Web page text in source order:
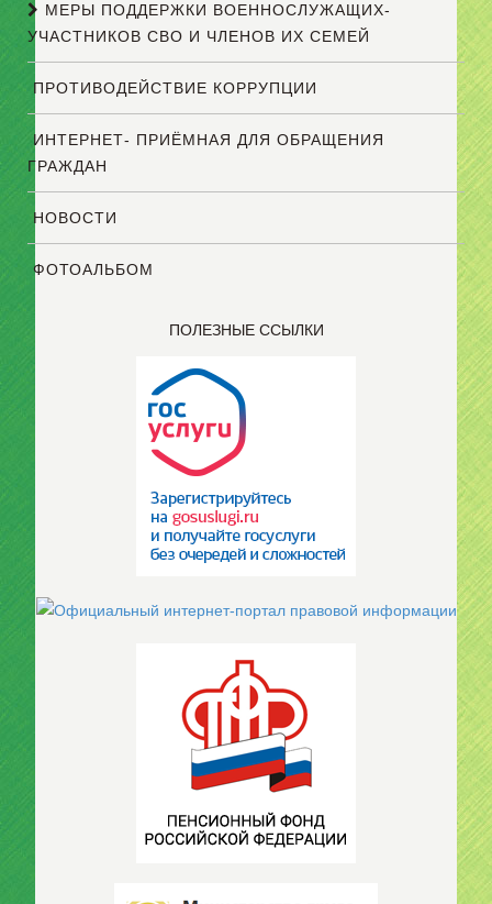
МЕРЫ ПОДДЕРЖКИ ВОЕННОСЛУЖАЩИХ-
УЧАСТНИКОВ СВО И ЧЛЕНОВ ИХ СЕМЕЙ
ПРОТИВОДЕЙСТВИЕ КОРРУПЦИИ
ИНТЕРНЕТ- ПРИЁМНАЯ ДЛЯ ОБРАЩЕНИЯ
ГРАЖДАН
НОВОСТИ
ФОТОАЛЬБОМ
ПОЛЕЗНЫЕ ССЫЛКИ